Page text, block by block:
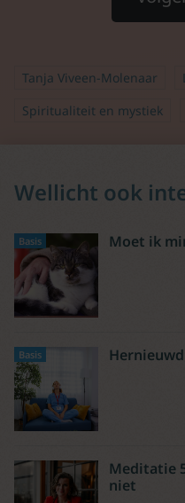
Tanja Viveen-Molenaar
Spiritualiteit en mystiek
Wellicht ook
Basis Moet ik
Basis
Meditatie
niet